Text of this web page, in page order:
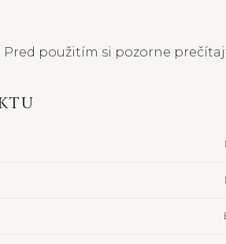
Pred použitím si pozorne